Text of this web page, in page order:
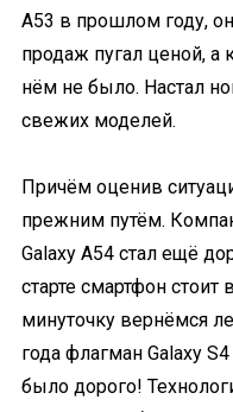
A53 в прошлом году,
продаж пугал ценой, а
нём не было. Настал
свежих моделей.
Причём оценив
прежним путём.
Galaxy A54 стал ещё
старте смартфон
минуточку вернёмся
года флагман Galaxy
было дорого!